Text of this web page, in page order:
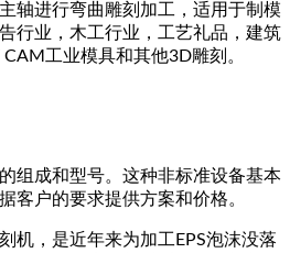
轴进行弯曲雕刻加工，适用于制模
行业，木工行业，工艺礼品，建筑
工业模具和其他3D雕刻。
组成和型号。这种非标准设备基本
客户的要求提供方案和价格。
机，是近年来为加工EPS泡沫没落